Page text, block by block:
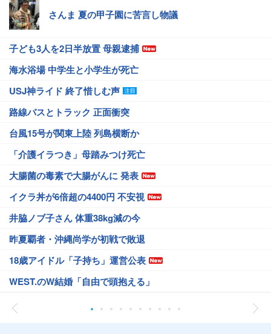
さんま 夏の甲子園に苦言し物議
子ども3人を2日半放置 母親逮捕
海水浴場 中学生と小学生が死亡
USJ神ライド 終了惜しむ声
路線バスとトラック 正面衝突
台風15号が関東上陸 列島横断か
「介護イラつき」母踏みつけ死亡
大腸菌の毒素で大腸がんに 発表
イクラ丼が6倍超の4400円 不安視
井脇ノブ子さん 体重38kg減の今
昨夏覇者・沖縄尚学が初戦で敗退
18歳アイドル「子持ち」運営公表
WEST.のW結婚「自由で頭抱える」